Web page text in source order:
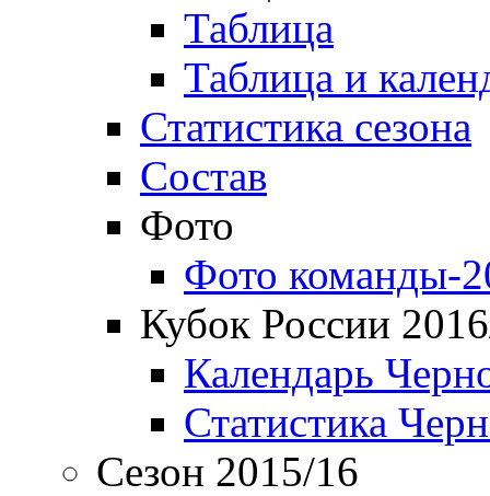
Таблица
Таблица и
Статистика сезона
Состав
Фото
Фото команды-
Кубок России
Календарь
Статистика
Сезон 2015/16